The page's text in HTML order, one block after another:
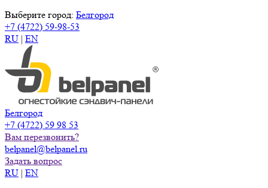
Выберите город: Белгород
+7 (4722) 59-98-53
RU | EN
Белгород
+7 (4722) 59 98 53
Вам перезвонить?
belpanel@belpanel.ru
Задать вопрос
RU | EN